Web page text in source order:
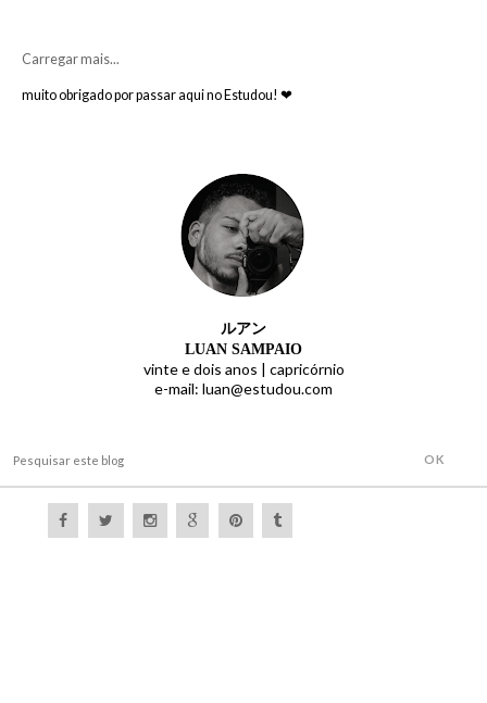
Carregar mais...
muito obrigado por passar aqui no Estudou! ❤
ルアン
LUAN SAMPAIO
vinte e dois anos | capricórnio
e-mail: luan@estudou.com